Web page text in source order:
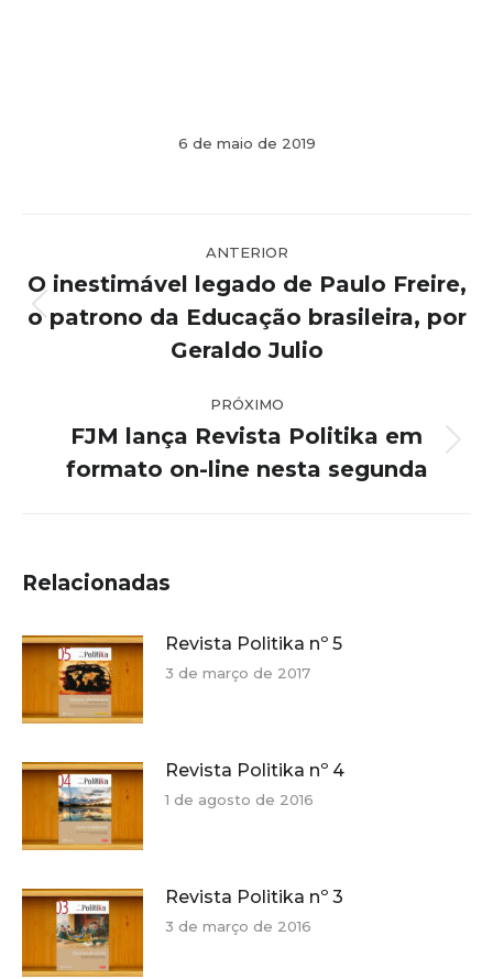
6 de maio de 2019
de
post:
ANTERIOR
Post
anterior:
O inestimável legado de Paulo Freire,
o patrono da Educação brasileira, por
Geraldo Julio
PRÓXIMO
post:
FJM lança Revista Politika em
formato on-line nesta segunda
Relacionadas
Revista Politika nº 5
3 de março de 2017
Revista Politika nº 4
1 de agosto de 2016
Revista Politika nº 3
3 de março de 2016